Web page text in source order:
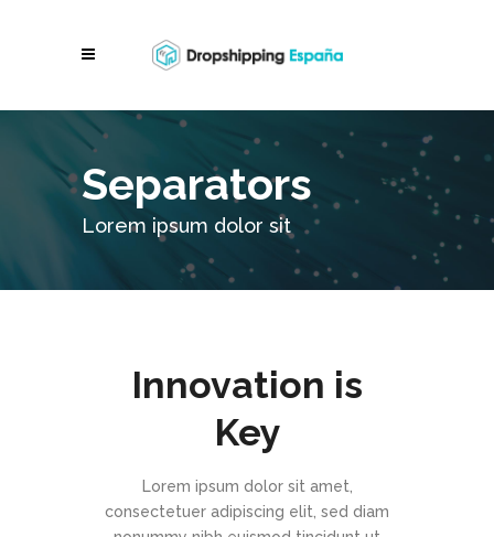
Separators
Lorem ipsum dolor sit
Innovation is
Key
Lorem ipsum dolor sit amet,
consectetuer adipiscing elit, sed diam